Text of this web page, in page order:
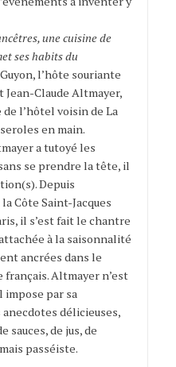
une cuisine de
ses habits du
l’hôte souriante
Jean-Claude Altmayer,
l’hôtel voisin de La
en main.
a tutoyé les
se prendre la tête, il
Depuis
Côte Saint-Jacques
il s’est fait le chantre
à la saisonnalité
ancrées dans le
Altmayer n’est
impose par sa
délicieuses,
sauces, de jus, de
passéiste.